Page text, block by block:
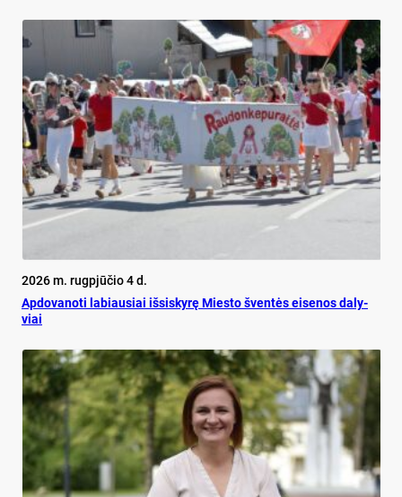
2026 m. rugpjūčio 4 d.
Ap­do­va­no­ti la­biau­siai iš­si­sky­rę Mies­to šven­tės ei­se­nos da­ly­
viai